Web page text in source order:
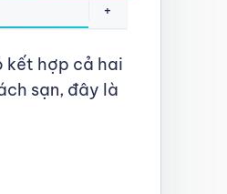
+
kết hợp cả hai
sạn, đây là